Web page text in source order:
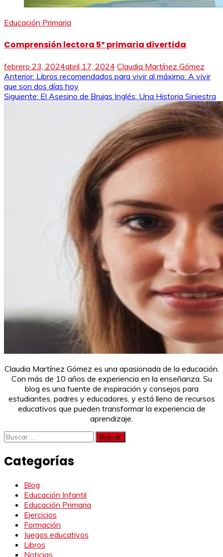
Educación Primaria
Comprensión lectora 5º primaria divertida
febrero 23, 2024abril 17, 2024 Claudia Martínez Gómez
Navegación
de
Anterior: Libros recomendados para vivir al máximo: A vivir
que son dos días hoy
Siguiente: El Asesino de Brujas Inglés: Una Historia Siniestra
Claudia Martínez Gómez es una apasionada de la educación.
Con más de 10 años de experiencia en la enseñanza. Su
blog es una fuente de inspiración y consejos para
estudiantes, padres y educadores, y está lleno de recursos
educativos que pueden transformar la experiencia de
aprendizaje.
Buscar:
Categorías
Blog
Educación Infantil
Educación Primaria
Ejercicios
Formación
Juegos educativos
Libros
Noticias